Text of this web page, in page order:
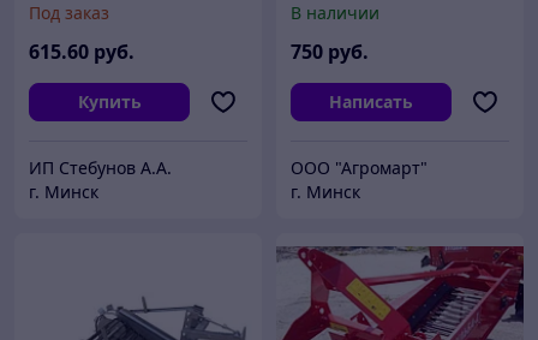
Под заказ
615.60 руб.
Купить
ИП Cтебунов А.А.
г. Минск
(универсальная)
В наличии
750 руб.
Написать
ООО "Агромарт"
г. Минск